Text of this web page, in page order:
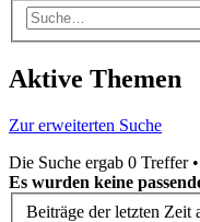
Aktive Themen
Zur erweiterten Suche
Die Suche ergab 0 Treffer
Es wurden keine
Beiträge der letzten Zeit